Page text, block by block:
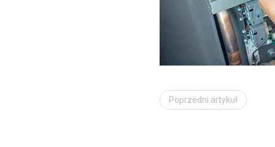
Poprzedni artykuł